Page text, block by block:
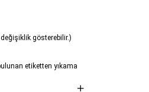
gösterebilir.)
etiketten yıkama